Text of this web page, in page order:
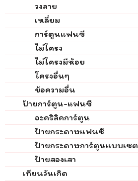
วงลาย
เหลี่ยม
การ์ตูนแฟนซี
ไม่โครง
ไม่โครงมีห้อย
โครงอื่นๆ
ข้อความอื่น
ป้ายการ์ตูน-แฟนซี
อะคริลิคการ์ตูน
ป้ายกระดาษแฟนซี
ป้ายกระดาษการ์ตูนแบบเซต
ป้ายสองเสา
เทียนวันเกิด